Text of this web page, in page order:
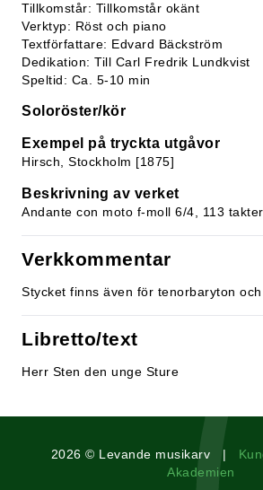
Tillkomstår: Tillkomstår okänt
Verktyp: Röst och piano
Textförfattare: Edvard Bäckström
Dedikation: Till Carl Fredrik Lundkvist
Speltid: Ca. 5-10 min
Soloröster/kör
Exempel på tryckta utgåvor
Hirsch, Stockholm [1875]
Beskrivning av verket
Andante con moto f-moll 6/4, 113 takter
Verkkommentar
Stycket finns även för tenorbaryton och
Libretto/text
Herr Sten den unge Sture
2026 © Levande musikarv |
Akademien